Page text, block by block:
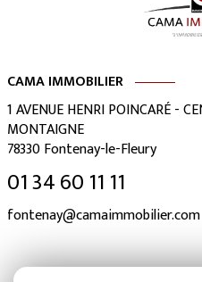
CAMA IMMOBILIER
1 AVENUE HENRI POINCARÉ -
MONTAIGNE
78330Fontenay-le-Fleury
01 34 60 11 11
fontenay@camaimmobilier.com